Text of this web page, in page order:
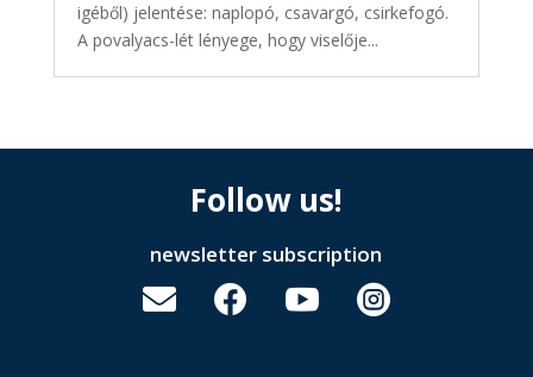
igéből) jelentése: naplopó, csavargó, csirkefogó.
A povalyacs-lét lényege, hogy viselője...
Follow us!
newsletter subscription
   